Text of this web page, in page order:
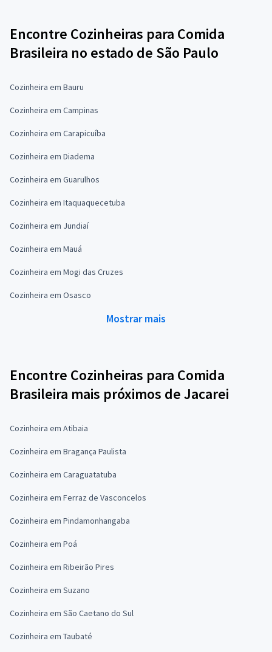
Encontre Cozinheiras para Comida
Brasileira no estado de São Paulo
Cozinheira em Bauru
Cozinheira em Campinas
Cozinheira em Carapicuíba
Cozinheira em Diadema
Cozinheira em Guarulhos
Cozinheira em Itaquaquecetuba
Cozinheira em Jundiaí
Cozinheira em Mauá
Cozinheira em Mogi das Cruzes
Cozinheira em Osasco
Mostrar mais
Encontre Cozinheiras para Comida
Brasileira mais próximos de Jacarei
Cozinheira em Atibaia
Cozinheira em Bragança Paulista
Cozinheira em Caraguatatuba
Cozinheira em Ferraz de Vasconcelos
Cozinheira em Pindamonhangaba
Cozinheira em Poá
Cozinheira em Ribeirão Pires
Cozinheira em Suzano
Cozinheira em São Caetano do Sul
Cozinheira em Taubaté